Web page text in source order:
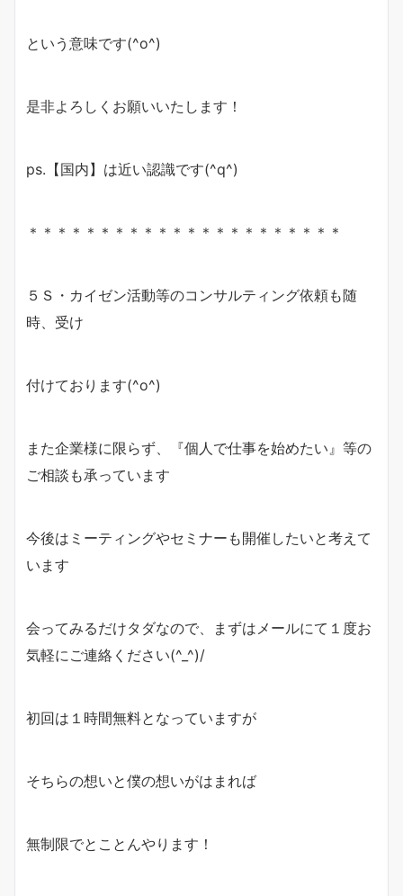
という意味です(^o^)
是非よろしくお願いいたします！
ps.【国内】は近い認識です(^q^)
＊＊＊＊＊＊＊＊＊＊＊＊＊＊＊＊＊＊＊＊＊＊
５Ｓ・カイゼン活動等のコンサルティング依頼も随
時、受け
付けております(^o^)
また企業様に限らず、『個人で仕事を始めたい』等の
ご相談も承っています
今後はミーティングやセミナーも開催したいと考えて
います
会ってみるだけタダなので、まずはメールにて１度お
気軽にご連絡ください(^_^)/
初回は１時間無料となっていますが
そちらの想いと僕の想いがはまれば
無制限でとことんやります！